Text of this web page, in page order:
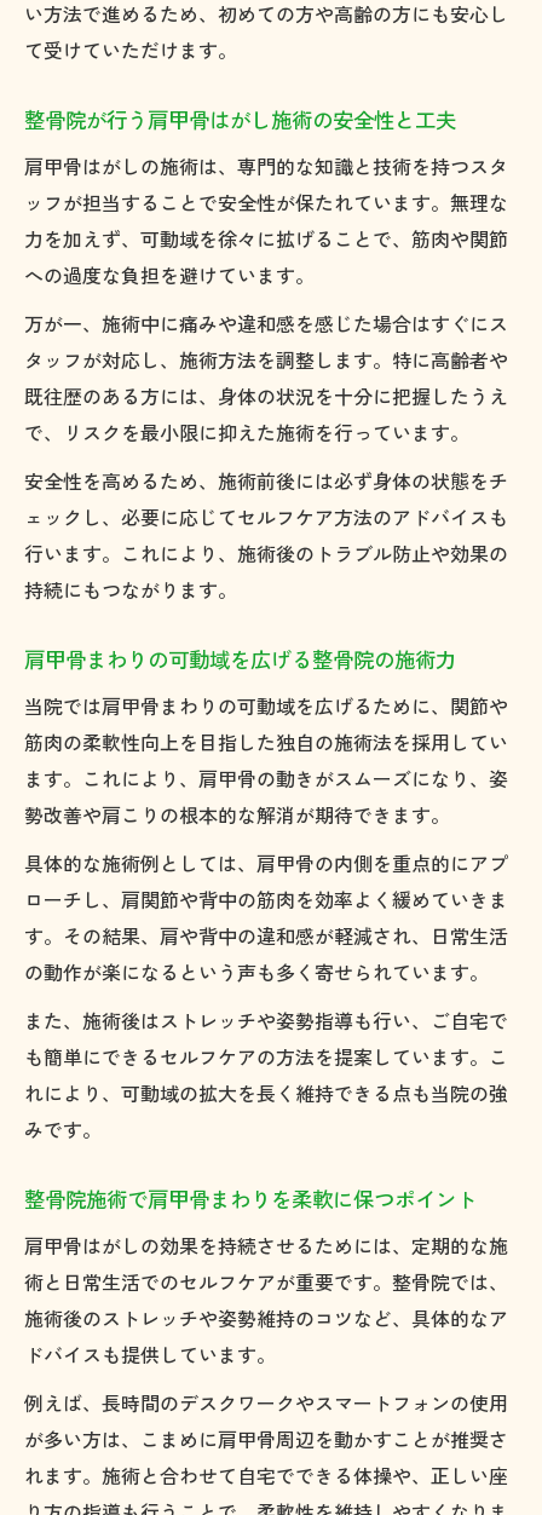
い方法で進めるため、初めての方や高齢の方にも安心し
て受けていただけます。
整骨院が行う肩甲骨はがし施術の安全性と工夫
肩甲骨はがしの施術は、専門的な知識と技術を持つスタ
ッフが担当することで安全性が保たれています。無理な
力を加えず、可動域を徐々に拡げることで、筋肉や関節
への過度な負担を避けています。
万が一、施術中に痛みや違和感を感じた場合はすぐにス
タッフが対応し、施術方法を調整します。特に高齢者や
既往歴のある方には、身体の状況を十分に把握したうえ
で、リスクを最小限に抑えた施術を行っています。
安全性を高めるため、施術前後には必ず身体の状態をチ
ェックし、必要に応じてセルフケア方法のアドバイスも
行います。これにより、施術後のトラブル防止や効果の
持続にもつながります。
肩甲骨まわりの可動域を広げる整骨院の施術力
当院では肩甲骨まわりの可動域を広げるために、関節や
筋肉の柔軟性向上を目指した独自の施術法を採用してい
ます。これにより、肩甲骨の動きがスムーズになり、姿
勢改善や肩こりの根本的な解消が期待できます。
具体的な施術例としては、肩甲骨の内側を重点的にアプ
ローチし、肩関節や背中の筋肉を効率よく緩めていきま
す。その結果、肩や背中の違和感が軽減され、日常生活
の動作が楽になるという声も多く寄せられています。
また、施術後はストレッチや姿勢指導も行い、ご自宅で
も簡単にできるセルフケアの方法を提案しています。こ
れにより、可動域の拡大を長く維持できる点も当院の強
みです。
整骨院施術で肩甲骨まわりを柔軟に保つポイント
肩甲骨はがしの効果を持続させるためには、定期的な施
術と日常生活でのセルフケアが重要です。整骨院では、
施術後のストレッチや姿勢維持のコツなど、具体的なア
ドバイスも提供しています。
例えば、長時間のデスクワークやスマートフォンの使用
が多い方は、こまめに肩甲骨周辺を動かすことが推奨さ
れます。施術と合わせて自宅でできる体操や、正しい座